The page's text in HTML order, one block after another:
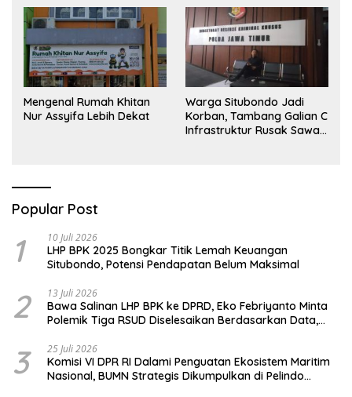
Mengenal Rumah Khitan
Nur Assyifa Lebih Dekat
Warga Situbondo Jadi
Korban, Tambang Galian C
Infrastruktur Rusak Sawah
Popular Post
1 10 Juli 2026
LHP BPK 2025 Bongkar Titik Lemah Keuangan
Situbondo, Potensi Pendapatan Belum Maksimal
2 13 Juli 2026
Bawa Salinan LHP BPK ke DPRD, Eko Febriyanto Minta
Polemik Tiga RSUD Diselesaikan Berdasarkan Data,
3 25 Juli 2026
Komisi VI DPR RI Dalami Penguatan Ekosistem Maritim
Nasional, BUMN Strategis Dikumpulkan di Pelindo